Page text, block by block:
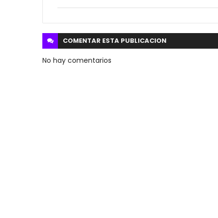
COMENTAR ESTA PUBLICACION
No hay comentarios